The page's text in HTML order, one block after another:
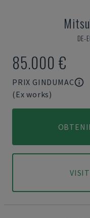
85.000 €
PRIX GINDUMAC
(Ex works)